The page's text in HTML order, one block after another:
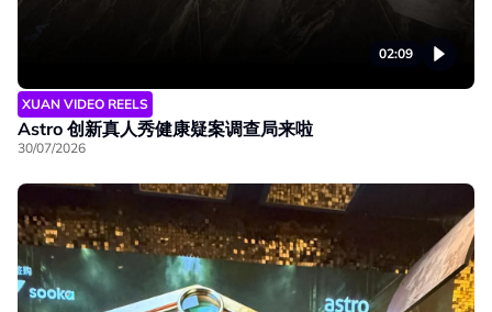
02:09
XUAN VIDEO REELS
Astro 创新真人秀健康疑案调查局来啦
30/07/2026